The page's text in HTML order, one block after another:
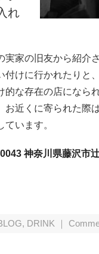
れ
実家の旧友から紹介
付けに行かれたりと
的な存在の店になら
お近くに寄られた際
います。
神奈川県藤沢市
, DRINK ｜